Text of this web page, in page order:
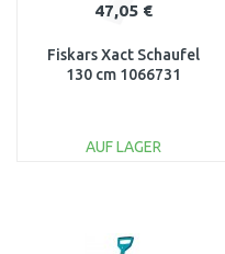
47,05 €
Fiskars Xact Schaufel
130 cm 1066731
AUF LAGER
Vergleichen